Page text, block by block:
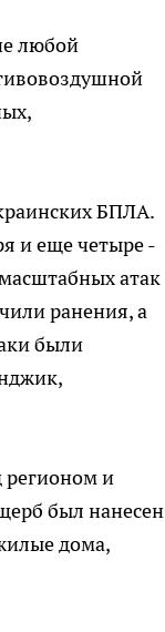
любой
БПЛА.
и еще четыре -
атак
ранения, а
были
регионом и
был нанесен
дома,